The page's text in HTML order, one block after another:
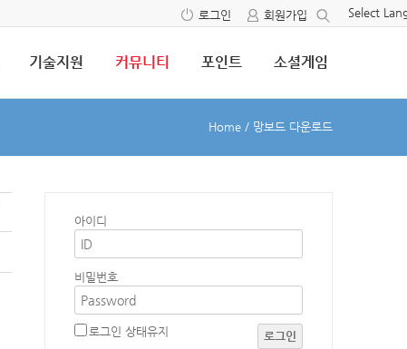
Select
로그인 회원가입
기술지원 커뮤니티 포인트 소셜게임
Home / 망보드 다운로드
아이디
비밀번호
로그인 상태유지 로그인